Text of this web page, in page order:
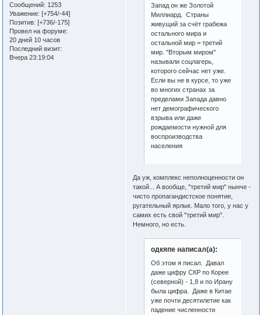
Сообщений: 1253
Уважение: [+754/-44]
Позитив: [+736/-175]
Провел на форуме:
20 дней 10 часов
Последний визит:
Вчера 23:19:04
Запад он же Золотой
Миллиард. Страны
живущий за счёт грабежа
остального мира и
остальной мир = третий
мир. "Вторым миром"
называли соцлагерь,
которого сейчас нет уже.
Если вы не в курсе, то уже
во многих странах за
пределами Запада давно
нет демографического
взрыва или даже
рождаемости нужной для
воспроизводства
населения
Да уж, комплекс неполноценности он
такой... А вообще, "третий мир" нынче -
чисто пропагандистское понятие,
ругательный ярлык. Мало того, у нас у
самих есть свой "третий мир".
Немного, но есть.
одкяпе написал(а):
Об этом я писал. Давал
даже цифру СКР по Корее
(северной) - 1,8 и по Ирану
была цифра. Даже в Китае
уже почти десятилетие как
падение численности